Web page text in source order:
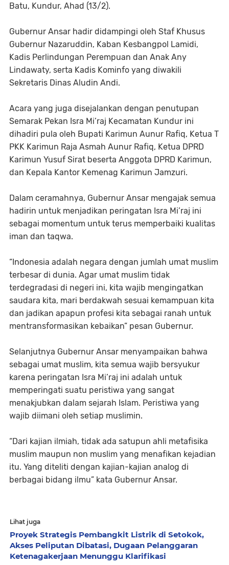
Batu, Kundur, Ahad (13/2).
Gubernur Ansar hadir didampingi oleh Staf Khusus
Gubernur Nazaruddin, Kaban Kesbangpol Lamidi,
Kadis Perlindungan Perempuan dan Anak Any
Lindawaty, serta Kadis Kominfo yang diwakili
Sekretaris Dinas Aludin Andi.
Acara yang juga disejalankan dengan penutupan
Semarak Pekan Isra Mi’raj Kecamatan Kundur ini
dihadiri pula oleh Bupati Karimun Aunur Rafiq, Ketua T
PKK Karimun Raja Asmah Aunur Rafiq, Ketua DPRD
Karimun Yusuf Sirat beserta Anggota DPRD Karimun,
dan Kepala Kantor Kemenag Karimun Jamzuri.
Dalam ceramahnya, Gubernur Ansar mengajak semua
hadirin untuk menjadikan peringatan Isra Mi’raj ini
sebagai momentum untuk terus memperbaiki kualitas
iman dan taqwa.
“Indonesia adalah negara dengan jumlah umat muslim
terbesar di dunia. Agar umat muslim tidak
terdegradasi di negeri ini, kita wajib mengingatkan
saudara kita, mari berdakwah sesuai kemampuan kita
dan jadikan apapun profesi kita sebagai ranah untuk
mentransformasikan kebaikan” pesan Gubernur.
Selanjutnya Gubernur Ansar menyampaikan bahwa
sebagai umat muslim, kita semua wajib bersyukur
karena peringatan Isra Mi’raj ini adalah untuk
memperingati suatu peristiwa yang sangat
menakjubkan dalam sejarah Islam. Peristiwa yang
wajib diimani oleh setiap muslimin.
“Dari kajian ilmiah, tidak ada satupun ahli metafisika
muslim maupun non muslim yang menafikan kejadian
itu. Yang diteliti dengan kajian-kajian analog di
berbagai bidang ilmu” kata Gubernur Ansar.
Lihat juga
Proyek Strategis Pembangkit Listrik di Setokok,
Akses Peliputan Dibatasi, Dugaan Pelanggaran
Ketenagakerjaan Menunggu Klarifikasi